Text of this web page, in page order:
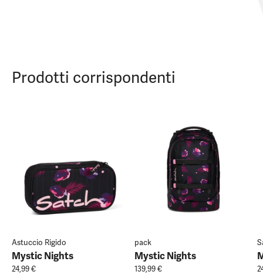
Prodotti corrispondenti
Astuccio Rigido
Mystic Nights
24,99 €
pack
Mystic Nights
139,99 €